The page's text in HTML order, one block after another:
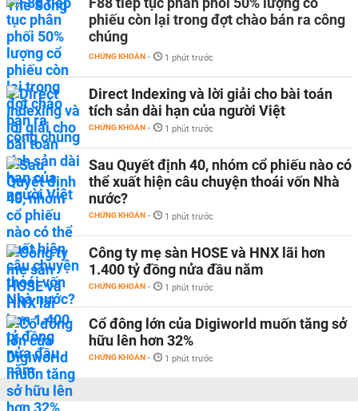
phiếu còn lại trong đợt chào bán ra công
chúng
CHỨNG KHOÁN - 1 phút trước
Direct Indexing và lời giải cho bài toán
tích sản dài hạn của người Việt
CHỨNG KHOÁN - 1 phút trước
Sau Quyết định 40, nhóm cổ phiếu nào có
thể xuất hiện câu chuyện thoái vốn Nhà
nước?
CHỨNG KHOÁN - 1 phút trước
Công ty mẹ sàn HOSE và HNX lãi hơn
1.400 tỷ đồng nửa đầu năm
CHỨNG KHOÁN - 1 phút trước
Cổ đông lớn của Digiworld muốn tăng sở
hữu lên hơn 32%
CHỨNG KHOÁN - 1 phút trước